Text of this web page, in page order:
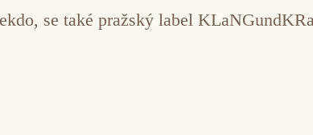
se také pražský label